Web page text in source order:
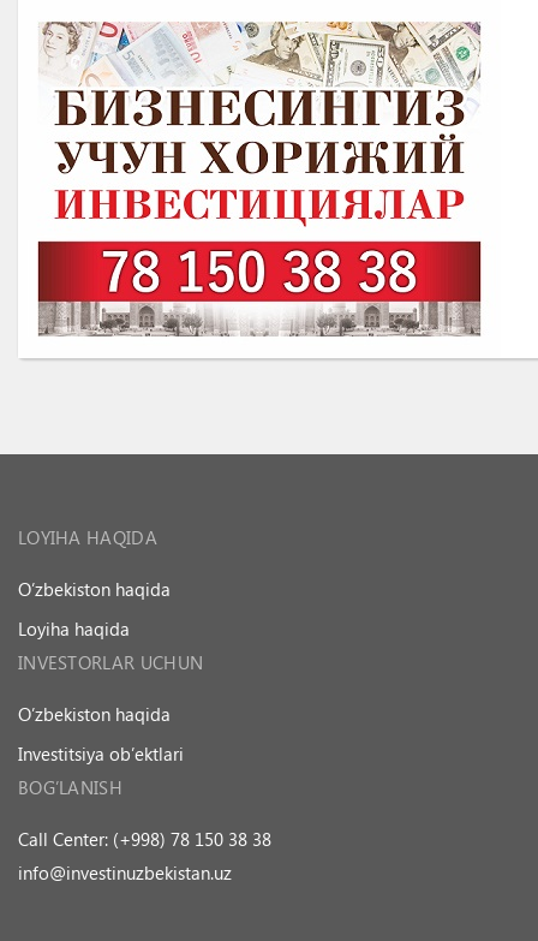
LOYIHA HAQIDA
O’zbekiston haqida
Loyiha haqida
INVESTORLAR UCHUN
O’zbekiston haqida
Investitsiya ob’ektlari
BOG’LANISH
Call Center: (+998) 78 150 38 38
info@investinuzbekistan.uz